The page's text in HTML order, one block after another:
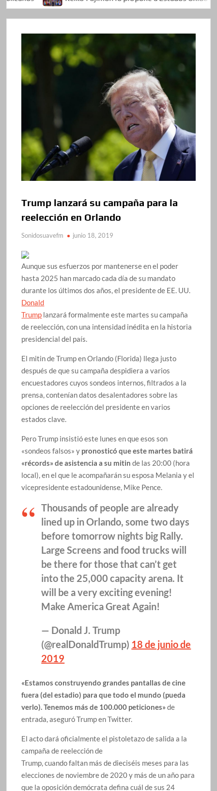
Trump lanzará su campaña para la
reelección en Orlando
Sonidosuavefm junio 18, 2019
Aunque sus esfuerzos por mantenerse en el poder
hasta 2025 han marcado cada día de su mandato
durante los últimos dos años, el presidente de EE. UU.
Donald
Trump lanzará formalmente este martes su campaña
de reelección, con una intensidad inédita en la historia
presidencial del país.
El mitin de Trump en Orlando (Florida) llega justo
después de que su campaña despidiera a varios
encuestadores cuyos sondeos internos, filtrados a la
prensa, contenían datos desalentadores sobre las
opciones de reelección del presidente en varios
estados clave.
Pero Trump insistió este lunes en que esos son
«sondeos falsos» y pronosticó que este martes batirá
«récords» de asistencia a su mitin de las 20:00 (hora
local), en el que le acompañarán su esposa Melania y el
vicepresidente estadounidense, Mike Pence.
Thousands of people are already
lined up in Orlando, some two days
before tomorrow nights big Rally.
Large Screens and food trucks will
be there for those that can’t get
into the 25,000 capacity arena. It
will be a very exciting evening!
Make America Great Again!
— Donald J. Trump
(@realDonaldTrump) 18 de junio de
2019
«Estamos construyendo grandes pantallas de cine
fuera (del estadio) para que todo el mundo (pueda
verlo). Tenemos más de 100.000 peticiones»de
entrada, aseguró Trump en Twitter.
El acto dará oficialmente el pistoletazo de salida a la
campaña de reelección de
Trump, cuando faltan más de dieciséis meses para las
elecciones de noviembre de 2020 y más de un año para
que la oposición demócrata defina cuál de sus 24